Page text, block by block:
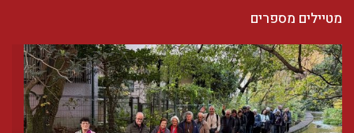
מטיילים מספרים